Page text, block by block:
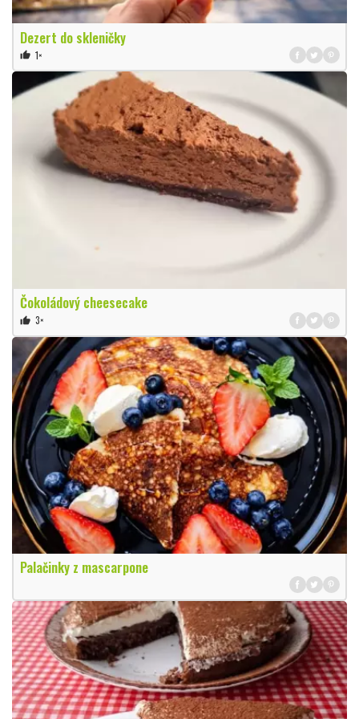
Dezert do skleničky
thumb_up 1×
Čokoládový cheesecake
thumb_up 3×
Palačinky z mascarpone